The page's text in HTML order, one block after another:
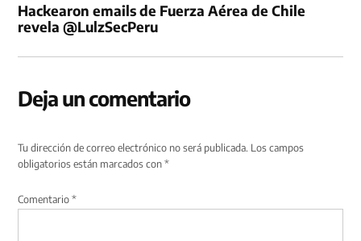
Hackearon emails de Fuerza Aérea de Chile
revela @LulzSecPeru
Deja un comentario
Tu dirección de correo electrónico no será publicada. Los campos
obligatorios están marcados con*
Comentario*